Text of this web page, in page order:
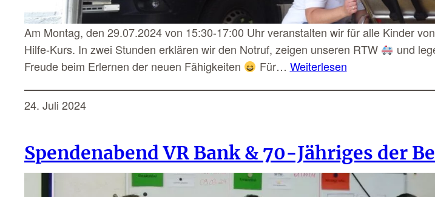
Am Montag, den 29.07.2024 von 15:30-17:00 Uhr veranstalten wir für alle Kinder
Hilfe-Kurs. In zwei Stunden erklären wir den Notruf, zeigen unseren RTW
und
Freude beim Erlernen der neuen Fähigkeiten
Für… Weiterlesen
24. Juli 2024
Spendenabend VR Bank & 70-Jähriges der